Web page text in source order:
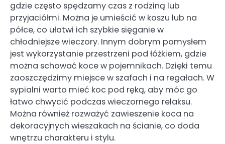
gdzie często spędzamy czas z rodziną lub
przyjaciółmi. Można je umieścić w koszu lub na
półce, co ułatwi ich szybkie sięganie w
chłodniejsze wieczory. Innym dobrym pomysłem
jest wykorzystanie przestrzeni pod łóżkiem, gdzie
można schować koce w pojemnikach. Dzięki temu
zaoszczędzimy miejsce w szafach i na regałach. W
sypialni warto mieć koc pod ręką, aby móc go
łatwo chwycić podczas wieczornego relaksu.
Można również rozważyć zawieszenie koca na
dekoracyjnych wieszakach na ścianie, co doda
wnętrzu charakteru i stylu.